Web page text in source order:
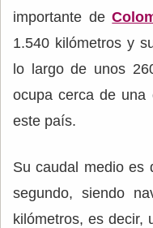
importante de
1.540 kilómetros y
lo largo de unos
ocupa cerca de una
este país.
Su caudal medio es
segundo, siendo
kilómetros, es decir,